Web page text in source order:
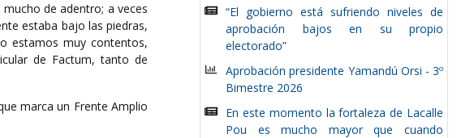
de adentro; a veces
estaba bajo las piedras,
estamos muy contentos,
de Factum, tanto de
marca un Frente Amplio
“El gobierno está sufriendo niveles de
aprobación bajos en su propio
electorado”
Aprobación presidente Yamandú Orsi - 3º
Bimestre 2026
En este momento la fortaleza de Lacalle
Pou es mucho mayor que cuando